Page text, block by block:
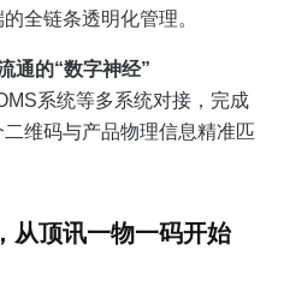
全链条透明化管理。
通的“数字神经”
系统等多系统对接，完成
维码与产品物理信息精准匹
从顶讯一物一码开始